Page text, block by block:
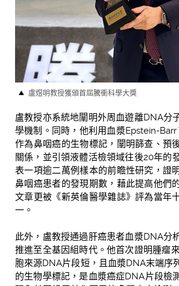
盧煜明教授獲頒首屆騰衝科學大獎
盧教授亦系統地闡明外周血遊離DNA分
學機制。同時，他利用血漿Epstein-
作為鼻咽癌的生物標記，闡明篩查、預
關係，並引領液體活檢領域往後20年的
表一項逾二萬例樣本的前瞻性研究，證
鼻咽癌患者的發現期數，藉此提高他們
文章更被《新英倫醫學雜誌》評為當年
一。
此外，盧教授通過肝癌患者血漿DNA分
推進至全基因組時代。他首次證明腫瘤
胞來源DNA片段短，且血漿DNA末端序
的生物學標記，是血漿癌症DNA片段檢